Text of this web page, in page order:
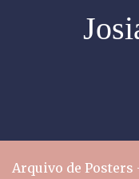
Arquivo de Posters